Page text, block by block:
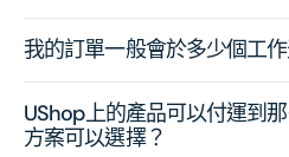
我的訂單一般會於多少個工
UShop上的產品可以付運到
方案可以選擇？